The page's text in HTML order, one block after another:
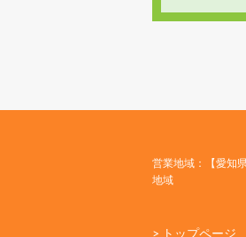
営業地域：【愛知
地域
> トップページ